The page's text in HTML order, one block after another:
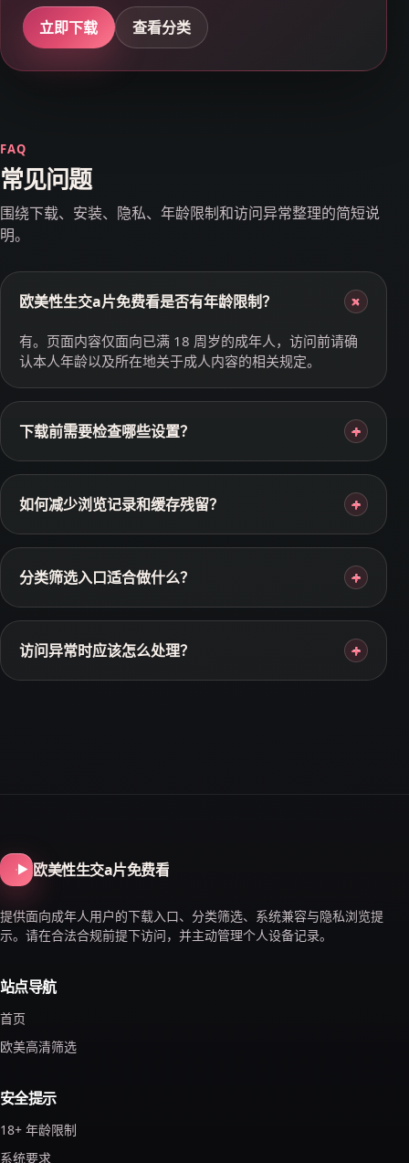
立即下载 查看分类
FAQ
常见问题
围绕下载、安装、隐私、年龄限制和访问异常整理的简短说
明。
欧美性生交a片免费看是否有年龄限制？ +
有。页面内容仅面向已满 18 周岁的成年人，访问前请确
认本人年龄以及所在地关于成人内容的相关规定。
下载前需要检查哪些设置？ +
如何减少浏览记录和缓存残留？ +
分类筛选入口适合做什么？ +
访问异常时应该怎么处理？ +
欧美性生交a片免费看
提供面向成年人用户的下载入口、分类筛选、系统兼容与隐私浏览提
示。请在合法合规前提下访问，并主动管理个人设备记录。
站点导航
首页
欧美高清筛选
安全提示
18+ 年龄限制
系统要求